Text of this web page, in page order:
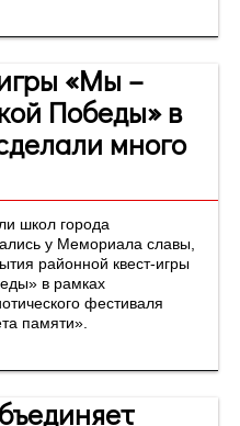
«Мы –
Победы» в
много
школ города
у Мемориала славы,
районной квест-игры
в рамках
фестиваля
памяти».